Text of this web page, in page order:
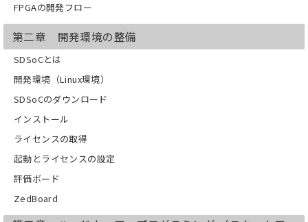
FPGA化する関数の指定
第四章 機械学習ソフトウェア
アルゴリズムを確立する
FPGAの開発フロー
第二章 開発環境の整備
SDSoCとは
開発環境（Linux環境）
SDSoCのダウンロード
インストール
ライセンスの取得
起動とライセンスの設定
評価ボード
ZedBoard